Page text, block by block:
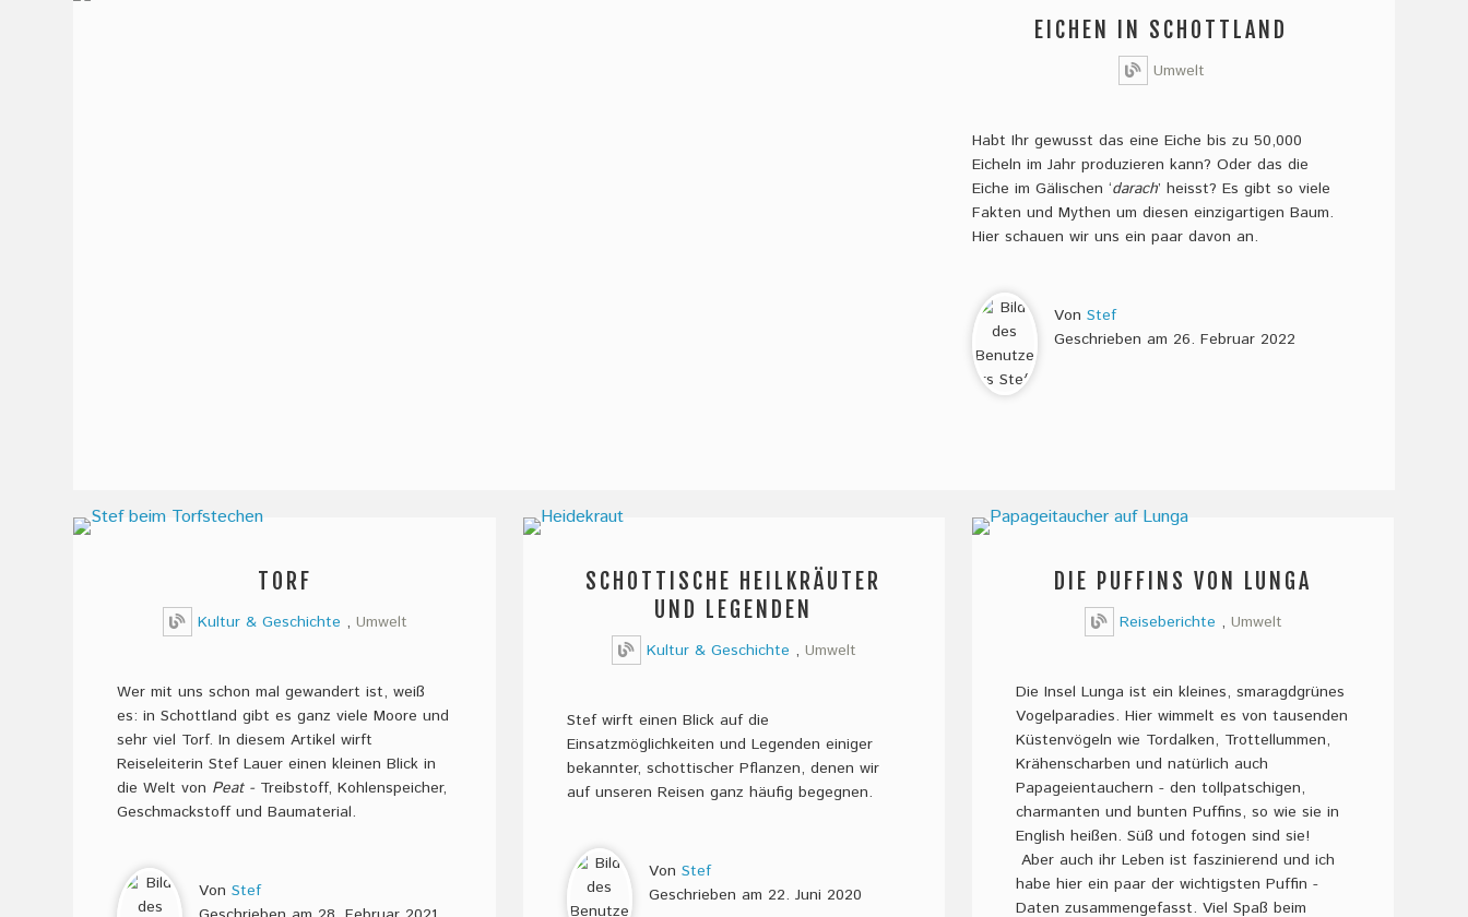
EICHEN IN SCHOTTLAND
Umwelt
Habt Ihr gewusst das eine Eiche bis zu 50,000
Eicheln im Jahr produzieren kann? Oder das die
Eiche im Gälischen ‘darach’ heisst? Es gibt so viele
Fakten und Mythen um diesen einzigartigen Baum.
Hier schauen wir uns ein paar davon an.
Von Stef
Geschrieben am 26. Februar 2022
TORF
Kultur & Geschichte , Umwelt
Wer mit uns schon mal gewandert ist, weiß
es: in Schottland gibt es ganz viele Moore und
sehr viel Torf. In diesem Artikel wirft
Reiseleiterin Stef Lauer einen kleinen Blick in
die Welt von Peat - Treibstoff, Kohlenspeicher,
Geschmackstoff und Baumaterial.
VonStef
SCHOTTISCHE HEILKRÄUTER
UND LEGENDEN
Kultur & Geschichte , Umwelt
Stef wirft einen Blick auf die
Einsatzmöglichkeiten und Legenden einiger
bekannter, schottischer Pflanzen, denen wir
auf unseren Reisen ganz häufig begegnen.
Von Stef
Geschrieben am 22. Juni 2020
DIE PUFFINS VON LUNGA
Reiseberichte , Umwelt
Die Insel Lunga ist ein kleines, smaragdgrünes
Vogelparadies. Hier wimmelt es von tausenden
Küstenvögeln wie Tordalken, Trottellummen,
Krähenscharben und natürlich auch
Papageientauchern - den tollpatschigen,
charmanten und bunten Puffins, so wie sie in
English heißen. Süß und fotogen sind sie!
Aber auch ihr Leben ist faszinierend und ich
habe hier ein paar der wichtigsten Puffin -
Daten zusammengefasst. Viel Spaß beim